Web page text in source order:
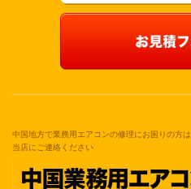
中国地方で業務用エアコンの修理にお困りの方は
当店にご連絡ください